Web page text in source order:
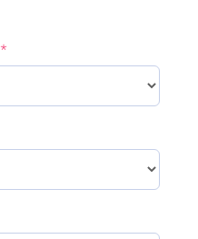
*(required)